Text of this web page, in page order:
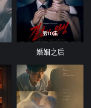
第10集
婚姻之后